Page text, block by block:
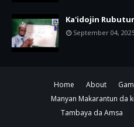
Ka'idojin
September 04,
Home About
Manyan Makarantun da
Tambaya da Amsa